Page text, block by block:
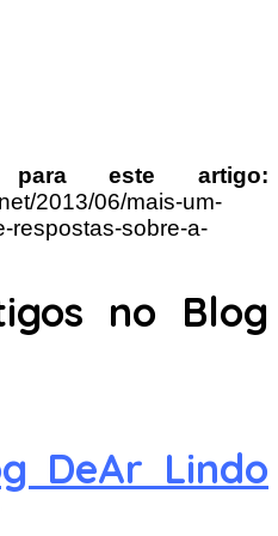
para este artigo:
2013/06/mais-um-
respostas-sobre-a-
no Blog
DeAr Lindo